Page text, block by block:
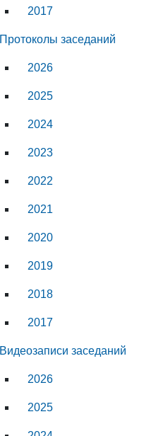
2017
Протоколы заседаний
2026
2025
2024
2023
2022
2021
2020
2019
2018
2017
Видеозаписи заседаний
2026
2025